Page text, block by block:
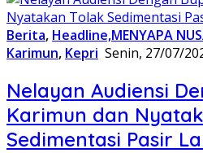
Berita, Headline,MENYAPA
Karimun, Kepri Senin, 27/07/
Nelayan Audiensi
Karimun dan
Sedimentasi Pasir